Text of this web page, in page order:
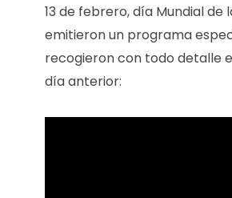
13 de febrero, día Mundial de
emitieron un programa
recogieron con todo detalle
día anterior: